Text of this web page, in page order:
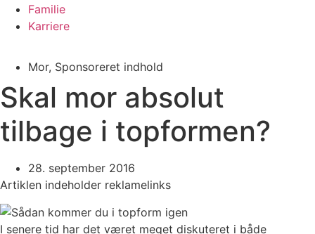
Familie
Karriere
Mor, Sponsoreret indhold
Skal mor absolut
tilbage i topformen?
28. september 2016
Artiklen indeholder reklamelinks
I senere tid har det været meget diskuteret i både